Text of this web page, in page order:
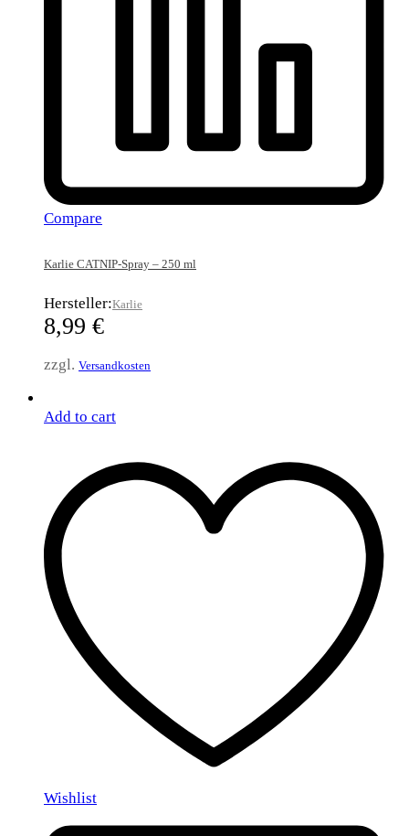
Compare
Karlie CATNIP-Spray – 250 ml
Hersteller:Karlie
8,99 €
zzgl. Versandkosten
Add to cart
Wishlist